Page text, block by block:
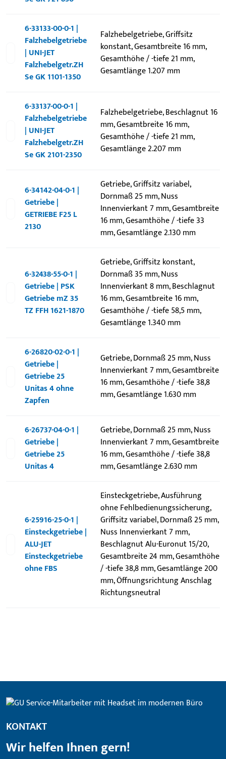
6-33133-00-0-1 |
Falzhebelgetriebe
| UNI-JET
Falzhebelgetr.ZH
Se GK 1101-1350
Falzhebelgetriebe, Griffsitz
konstant, Gesamtbreite 16 mm,
Gesamthöhe / -tiefe 21 mm,
Gesamtlänge 1.207 mm
6-33137-00-0-1 |
Falzhebelgetriebe
| UNI-JET
Falzhebelgetr.ZH
Se GK 2101-2350
Falzhebelgetriebe, Beschlagnut 16
mm, Gesamtbreite 16 mm,
Gesamthöhe / -tiefe 21 mm,
Gesamtlänge 2.207 mm
6-34142-04-0-1 |
Getriebe |
GETRIEBE F25 L
2130
Getriebe, Griffsitz variabel,
Dornmaß 25 mm, Nuss
Innenvierkant 7 mm, Gesamtbreite
16 mm, Gesamthöhe / -tiefe 33
mm, Gesamtlänge 2.130 mm
6-32438-55-0-1 |
Getriebe | PSK
Getriebe mZ 35
TZ FFH 1621-1870
Getriebe, Griffsitz konstant,
Dornmaß 35 mm, Nuss
Innenvierkant 8 mm, Beschlagnut
16 mm, Gesamtbreite 16 mm,
Gesamthöhe / -tiefe 58,5 mm,
Gesamtlänge 1.340 mm
6-26820-02-0-1 |
Getriebe |
Getriebe 25
Unitas 4 ohne
Zapfen
Getriebe, Dornmaß 25 mm, Nuss
Innenvierkant 7 mm, Gesamtbreite
16 mm, Gesamthöhe / -tiefe 38,8
mm, Gesamtlänge 1.630 mm
6-26737-04-0-1 |
Getriebe |
Getriebe 25
Unitas 4
Getriebe, Dornmaß 25 mm, Nuss
Innenvierkant 7 mm, Gesamtbreite
16 mm, Gesamthöhe / -tiefe 38,8
mm, Gesamtlänge 2.630 mm
6-25916-25-0-1 |
Einsteckgetriebe |
ALU-JET
Einsteckgetriebe
ohne FBS
Einsteckgetriebe, Ausführung
ohne Fehlbedienungssicherung,
Griffsitz variabel, Dornmaß 25 mm,
Nuss Innenvierkant 7 mm,
Beschlagnut Alu-Euronut 15/20,
Gesamtbreite 24 mm, Gesamthöhe
/ -tiefe 38,8 mm, Gesamtlänge 200
mm, Öffnungsrichtung Anschlag
Richtungsneutral
KONTAKT
Wir helfen Ihnen gern!